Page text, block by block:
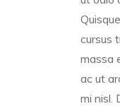
cursus
massa
ac ut
mi nisl.